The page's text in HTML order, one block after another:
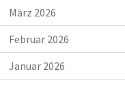
März 2026
Februar 2026
Januar 2026